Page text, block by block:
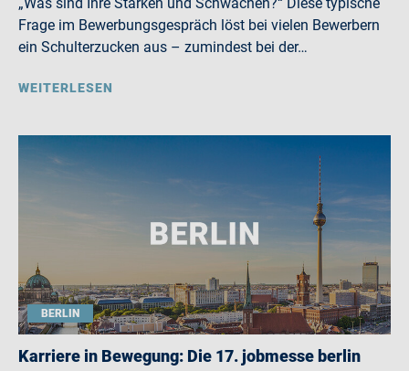
Frage im Bewerbungsgespräch löst bei vielen Bewerbern
ein Schulterzucken aus – zumindest bei der…
WEITERLESEN
BERLIN
Karriere in Bewegung: Die 17. jobmesse berlin